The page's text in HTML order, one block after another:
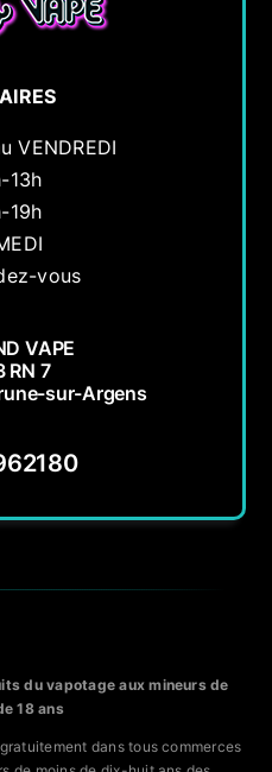
VENDREDI
13h
19h
vous
VAPE
RN 7
sur-Argens
du vapotage aux mineurs de
18 ans
dans tous commerces